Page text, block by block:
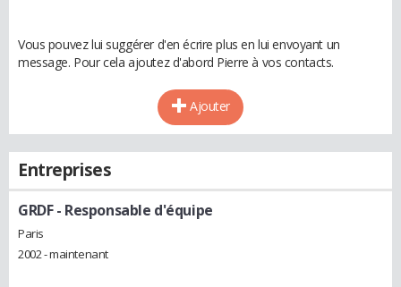
Vous pouvez lui suggérer d'en écrire plus en lui envoyant un
message. Pour cela ajoutez d'abord Pierre à vos contacts.
Ajouter
Entreprises
GRDF- Responsable d'équipe
Paris
2002 - maintenant